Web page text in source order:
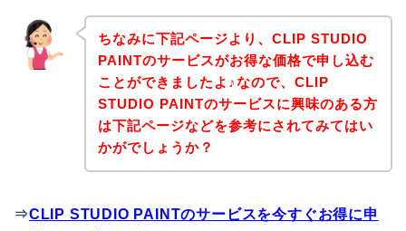
ちなみに下記ページより、CLIP STUDIO
PAINTのサービスがお得な価格で申し込む
ことができましたよ♪なので、CLIP
STUDIO PAINTのサービスに興味のある方
は下記ページなどを参考にされてみてはい
かがでしょうか？
⇒CLIP STUDIO PAINTのサービスを今すぐお得に申